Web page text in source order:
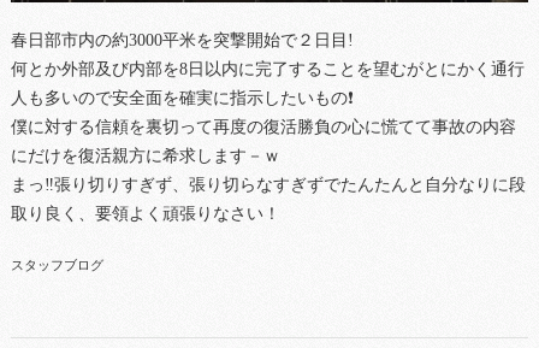
春日部市内の約3000平米を突撃開始で２日目!
何とか外部及び内部を8日以内に完了することを望むがとにかく通行
人も多いので安全面を確実に指示したいもの❗
僕に対する信頼を裏切って再度の復活勝負の心に慌てて事故の内容
にだけを復活親方に希求します－ｗ
まっ‼張り切りすぎず、張り切らなすぎずでたんたんと自分なりに段
取り良く、要領よく頑張りなさい！
スタッフブログ